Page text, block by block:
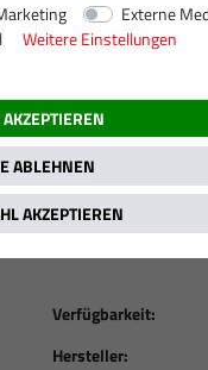
Neuer
762932-
Verfügbarkeit:
Hersteller:
Externe
Weitere Einstellungen
ABLEHNEN
AKZEPTIEREN